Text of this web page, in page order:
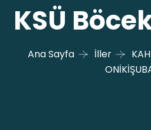
KSÜ
Ana Sayfa İller